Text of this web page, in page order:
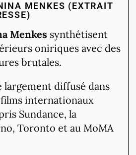
MENKES (EXTRAIT
Menkes synthétisent
oniriques avec des
brutales.
largement diffusé dans
internationaux
Sundance, la
Toronto et au MoMA